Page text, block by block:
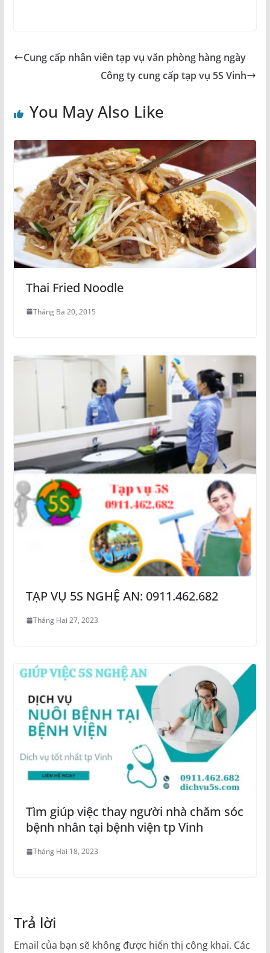
Cung cấp nhân viên tạp vụ văn phòng hàng ngày
Công ty cung cấp tạp vụ 5S Vinh
You May Also Like
Thai Fried Noodle
Tháng Ba 20, 2015
TẠP VỤ 5S NGHỆ AN: 0911.462.682
Tháng Hai 27, 2023
Tìm giúp việc thay người nhà chăm sóc
bệnh nhân tại bệnh viện tp Vinh
Tháng Hai 18, 2023
Trả lời
Email của bạn sẽ không được hiển thị công khai. Các